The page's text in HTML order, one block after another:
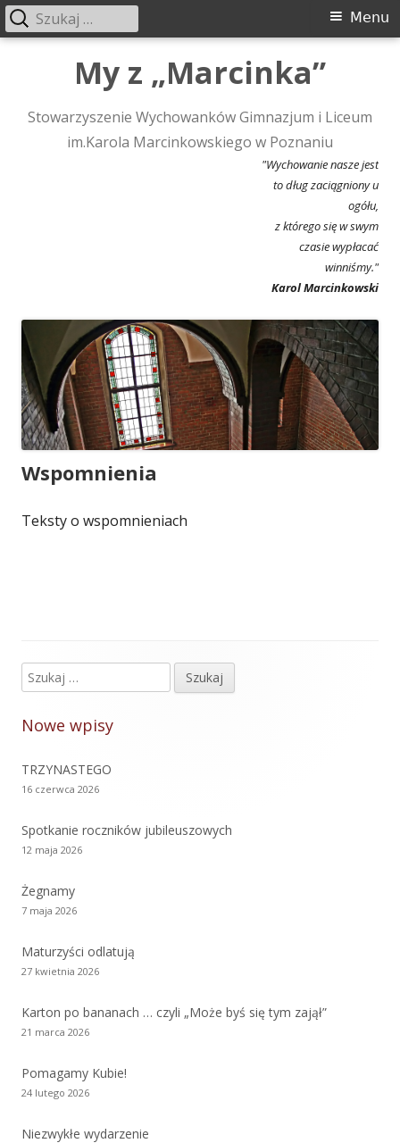
My z „Marcinka”
Stowarzyszenie Wychowanków Gimnazjum i Liceum
im.Karola Marcinkowskiego w Poznaniu
"Wychowanie nasze jest
to dług zaciągniony u
ogółu,
z którego się w swym
czasie wypłacać
winniśmy."
Karol Marcinkowski
Menu
główne
Menu
Szukaj:
Wspomnienia
Teksty o wspomnieniach
Główny
panel
boczny
Szukaj:
Nowe wpisy
TRZYNASTEGO
16 czerwca 2026
Spotkanie roczników jubileuszowych
12 maja 2026
Żegnamy
7 maja 2026
Maturzyści odlatują
27 kwietnia 2026
Karton po bananach … czyli „Może byś się tym zajął”
21 marca 2026
Pomagamy Kubie!
24 lutego 2026
Niezwykłe wydarzenie